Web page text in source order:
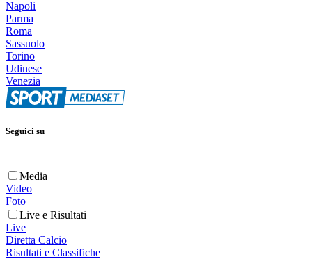
Napoli
Parma
Roma
Sassuolo
Torino
Udinese
Venezia
Seguici su
Media
Video
Foto
Live e Risultati
Live
Diretta Calcio
Risultati e Classifiche